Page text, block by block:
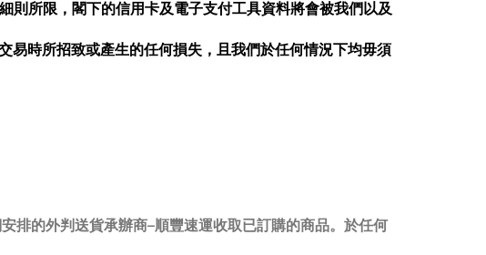
所限，閣下的信用卡及電子支付工具資料將會被我們以及
易時所招致或產生的任何損失，且我們於任何情況下均毋須
的外判送貨承辦商–順豐速運收取已訂購的商品。於任何